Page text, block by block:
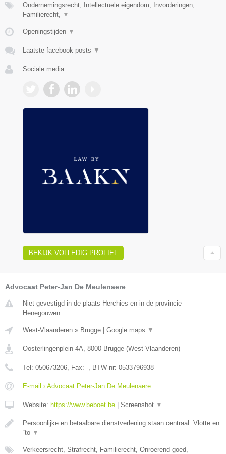
Ondernemingsrecht, Intellectuele eigendom, Invorderingen,
Familierecht,
▼
Openingstijden ▼
Laatste facebook posts ▼
Sociale media:
BEKIJK VOLLEDIG PROFIEL
Advocaat Peter-Jan De Meulenaere
Niet gevestigd in de plaats Herchies en in de provincie
Henegouwen.
West-Vlaanderen » Brugge Google maps ▼
Oosterlingenplein 4A 8000 Brugge (West-Vlaanderen)
Tel: 050673206 , Fax: - , BTW-nr: 0533796938
E-mail › Advocaat Peter-Jan De Meulenaere
Website: https://www.beboet.be Screenshot ▼
Persoonlijke en betaalbare dienstverlening staan centraal. Vlotte en
“to ▼
Verkeersrecht, Strafrecht, Familierecht, Onroerend goed,